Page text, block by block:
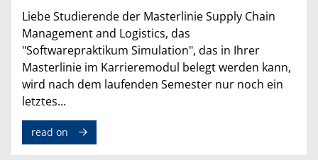
Liebe Studierende der Masterlinie Supply Chain
Management and Logistics, das
"Softwarepraktikum Simulation", das in Ihrer
Masterlinie im Karrieremodul belegt werden kann,
wird nach dem laufenden Semester nur noch ein
letztes...
read on